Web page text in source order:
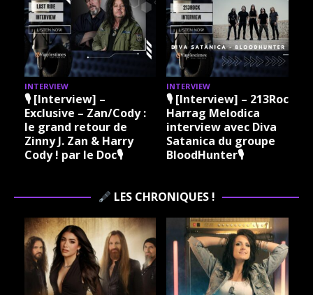
INTERVIEW
🎙 [Interview] –
Exclusive – Zan/Cody :
le grand retour de
Zinny J. Zan & Harry
Cody ! par le Doc🎙
INTERVIEW
🎙 [Interview] – 213Rock
Harrag Melodica
interview avec Diva
Satanica du groupe
BloodHunter🎙
LES CHRONIQUES !